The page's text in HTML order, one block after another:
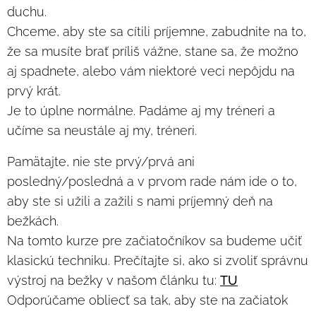
duchu.
Chceme, aby ste sa cítili príjemne, zabudnite na to,
že sa musíte brať príliš vážne, stane sa, že možno
aj spadnete, alebo vám niektoré veci nepôjdu na
prvý krát.
Je to úplne normálne. Padáme aj my tréneri a
učíme sa neustále aj my, tréneri.
Pamätajte, nie ste prvý/prvá ani
posledný/posledná a v prvom rade nám ide o to,
aby ste si užili a zažili s nami príjemný deň na
bežkách.
Na tomto kurze pre začiatočníkov sa budeme učiť
klasickú techniku. Prečítajte si, ako si zvoliť správnu
výstroj na bežky v našom článku tu: TU
Odporúčame obliecť sa tak, aby ste na začiatok